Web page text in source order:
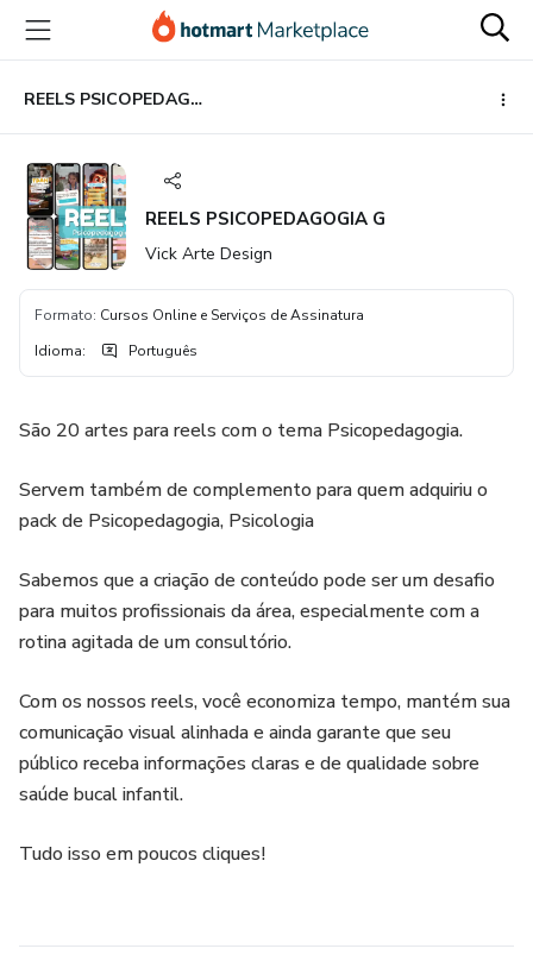
para
conteúdo
principal
para
pagamento
para
rodapé
REELS PSICOPEDAGOGIA G
REELS PSICOPEDAGOGIA G
Vick Arte Design
Formato: Cursos Online e Serviços de Assinatura
Idioma: Português
São 20 artes para reels com o tema Psicopedagogia.
Servem também de complemento para quem adquiriu o
pack de Psicopedagogia, Psicologia
Sabemos que a criação de conteúdo pode ser um desafio
para muitos profissionais da área, especialmente com a
rotina agitada de um consultório.
Com os nossos reels, você economiza tempo, mantém sua
comunicação visual alinhada e ainda garante que seu
público receba informações claras e de qualidade sobre
saúde bucal infantil.
Tudo isso em poucos cliques!